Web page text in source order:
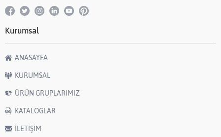
Kurumsal
ANASAYFA
KURUMSAL
ÜRÜN GRUPLARIMIZ
KATALOGLAR
İLETİŞİM